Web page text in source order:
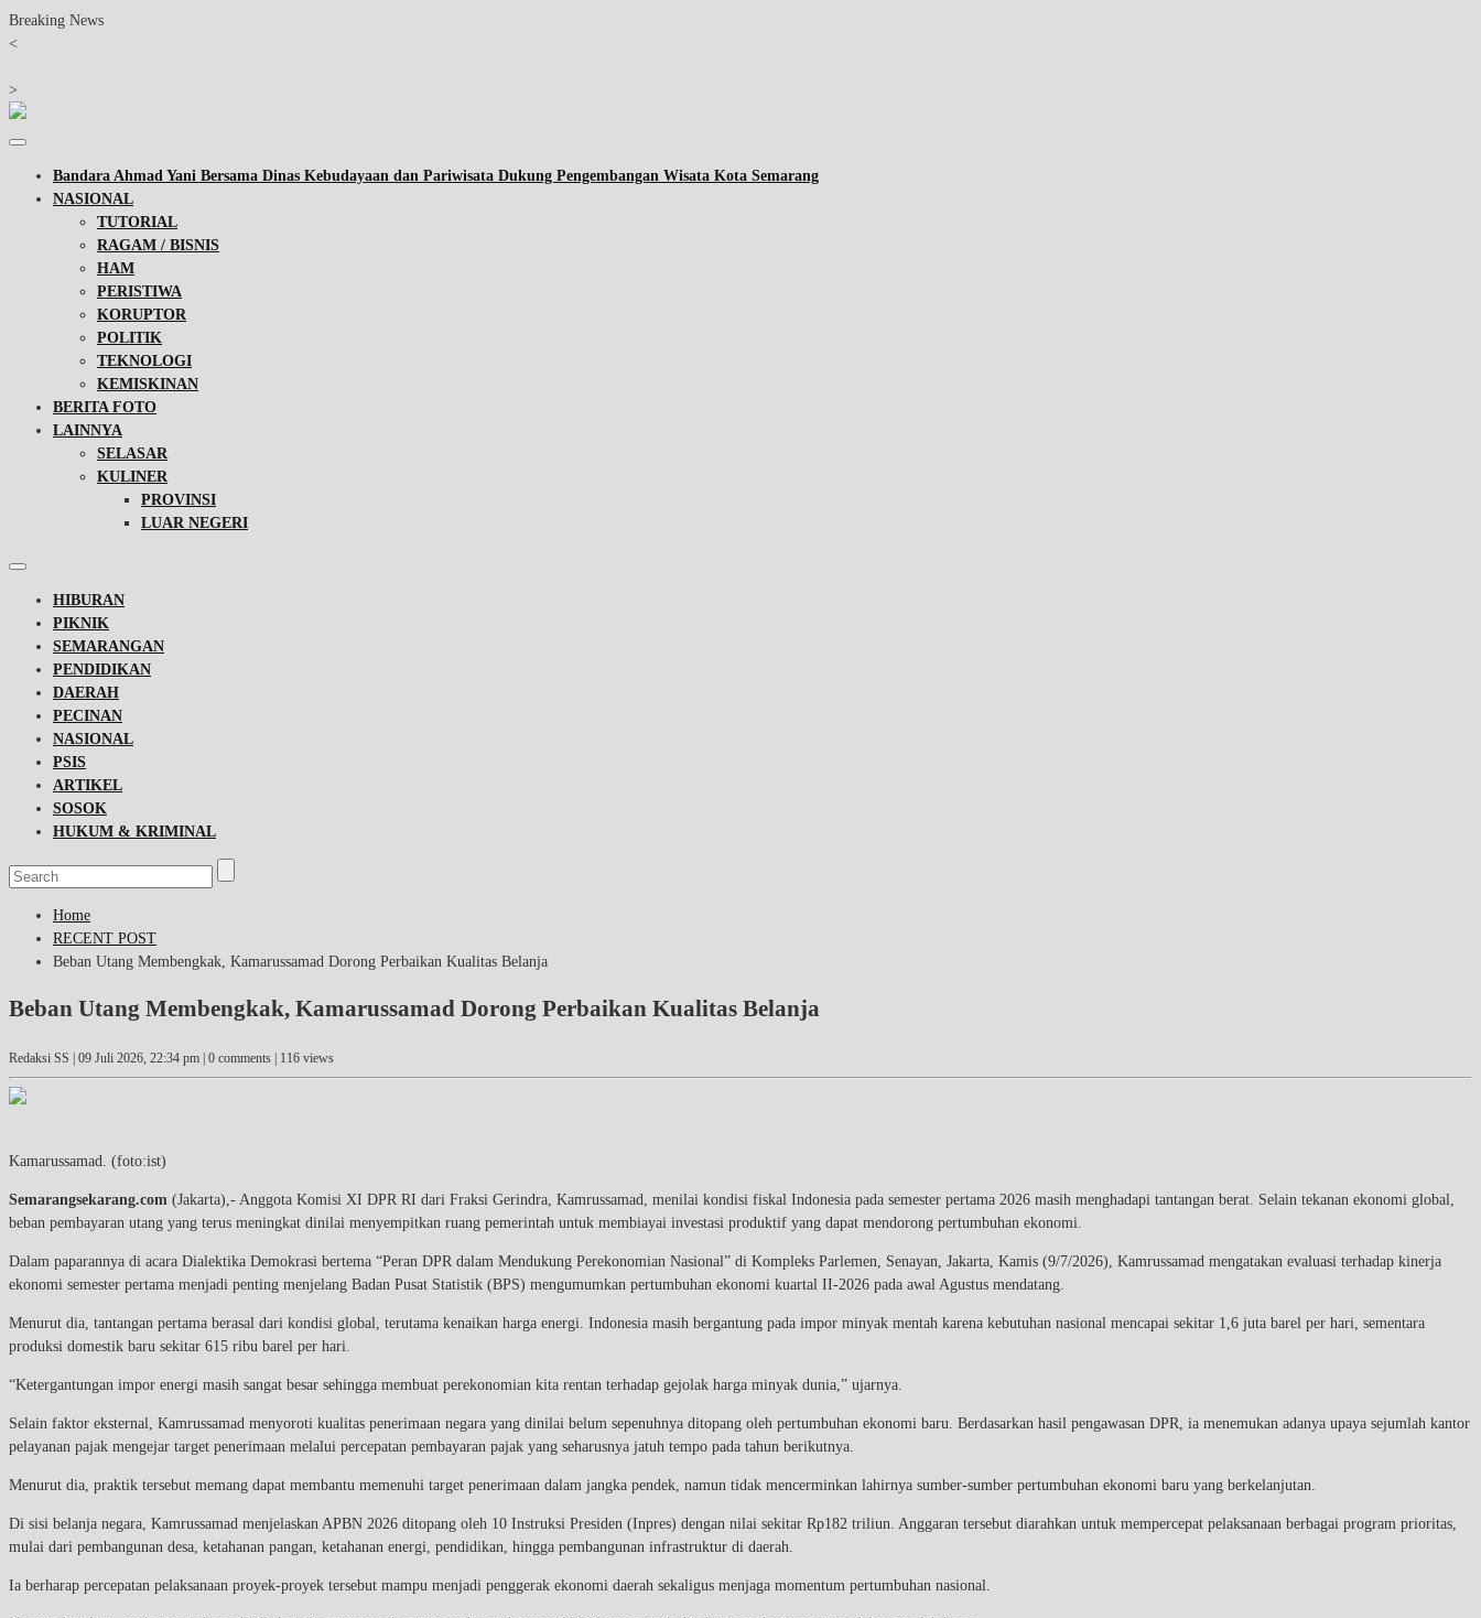
Breaking News
<
>
Bandara Ahmad Yani Bersama Dinas Kebudayaan dan Pariwisata Dukung Pengembangan Wisata Kota Semarang
NASIONAL
TUTORIAL
RAGAM / BISNIS
HAM
PERISTIWA
KORUPTOR
POLITIK
TEKNOLOGI
KEMISKINAN
BERITA FOTO
LAINNYA
SELASAR
KULINER
PROVINSI
LUAR NEGERI
HIBURAN
PIKNIK
SEMARANGAN
PENDIDIKAN
DAERAH
PECINAN
NASIONAL
PSIS
ARTIKEL
SOSOK
HUKUM & KRIMINAL
Home
RECENT POST
Beban Utang Membengkak, Kamarussamad Dorong Perbaikan Kualitas Belanja
Beban Utang Membengkak, Kamarussamad Dorong Perbaikan Kualitas Belanja
Redaksi SS | 09 Juli 2026, 22:34 pm | 0 comments | 116 views
Kamarussamad. (foto:ist)
Semarangsekarang.com (Jakarta),- Anggota Komisi XI DPR RI dari Fraksi Gerindra, Kamrussamad, menilai kondisi fiskal Indonesia pada semester pertama 2026 masih menghadapi tantangan berat. Selain tekanan ekonomi global,
beban pembayaran utang yang terus meningkat dinilai menyempitkan ruang pemerintah untuk membiayai investasi produktif yang dapat mendorong pertumbuhan ekonomi.
Dalam paparannya di acara Dialektika Demokrasi bertema “Peran DPR dalam Mendukung Perekonomian Nasional” di Kompleks Parlemen, Senayan, Jakarta, Kamis (9/7/2026), Kamrussamad mengatakan evaluasi terhadap kinerja
ekonomi semester pertama menjadi penting menjelang Badan Pusat Statistik (BPS) mengumumkan pertumbuhan ekonomi kuartal II-2026 pada awal Agustus mendatang.
Menurut dia, tantangan pertama berasal dari kondisi global, terutama kenaikan harga energi. Indonesia masih bergantung pada impor minyak mentah karena kebutuhan nasional mencapai sekitar 1,6 juta barel per hari, sementara
produksi domestik baru sekitar 615 ribu barel per hari.
“Ketergantungan impor energi masih sangat besar sehingga membuat perekonomian kita rentan terhadap gejolak harga minyak dunia,” ujarnya.
Selain faktor eksternal, Kamrussamad menyoroti kualitas penerimaan negara yang dinilai belum sepenuhnya ditopang oleh pertumbuhan ekonomi baru. Berdasarkan hasil pengawasan DPR, ia menemukan adanya upaya sejumlah kantor
pelayanan pajak mengejar target penerimaan melalui percepatan pembayaran pajak yang seharusnya jatuh tempo pada tahun berikutnya.
Menurut dia, praktik tersebut memang dapat membantu memenuhi target penerimaan dalam jangka pendek, namun tidak mencerminkan lahirnya sumber-sumber pertumbuhan ekonomi baru yang berkelanjutan.
Di sisi belanja negara, Kamrussamad menjelaskan APBN 2026 ditopang oleh 10 Instruksi Presiden (Inpres) dengan nilai sekitar Rp182 triliun. Anggaran tersebut diarahkan untuk mempercepat pelaksanaan berbagai program prioritas,
mulai dari pembangunan desa, ketahanan pangan, ketahanan energi, pendidikan, hingga pembangunan infrastruktur di daerah.
Ia berharap percepatan pelaksanaan proyek-proyek tersebut mampu menjadi penggerak ekonomi daerah sekaligus menjaga momentum pertumbuhan nasional.